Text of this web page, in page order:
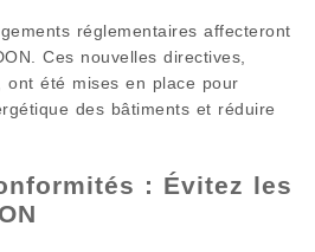
réglementaires affecteront
Ces nouvelles directives,
ont été mises en place pour
des bâtiments et réduire
: Évitez les